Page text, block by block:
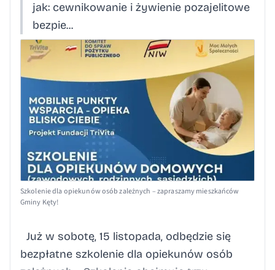
jak: cewnikowanie i żywienie pozajelitowe
bezpie...
Szkolenie dla opiekunów osób zależnych – zapraszamy mieszkańców
Gminy Kęty!
Już w sobotę, 15 listopada, odbędzie się
bezpłatne szkolenie dla opiekunów osób